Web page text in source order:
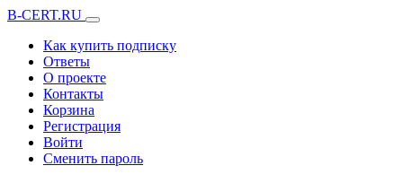
B-CERT.RU
Как купить подписку
Ответы
О проекте
Контакты
Корзина
Регистрация
Войти
Сменить пароль